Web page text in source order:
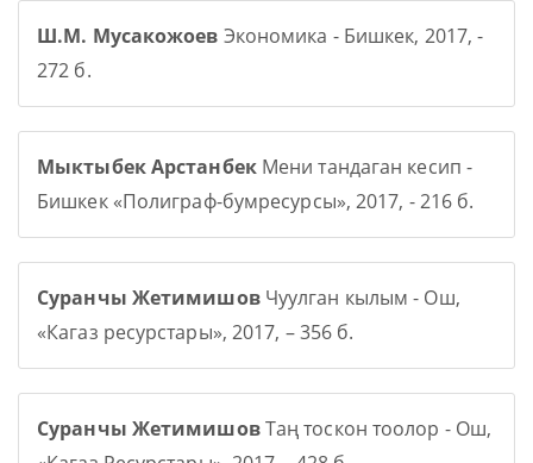
Ш.М. Мусакожоев Экономика - Бишкек, 2017, -
272 б.
Мыктыбек АрстанбекМени тандаган кесип -
Бишкек «Полиграф-бумресурсы», 2017, - 216 б.
Суранчы ЖетимишовЧуулган кылым - Ош,
«Кагаз ресурстары», 2017, – 356 б.
Суранчы ЖетимишовТаң тоскон тоолор - Ош,